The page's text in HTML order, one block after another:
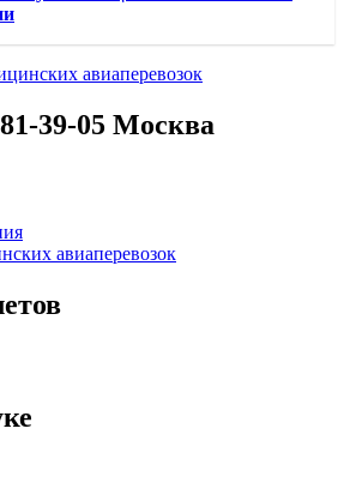
авиаперевозок
39-05 Москва
авиаперевозок